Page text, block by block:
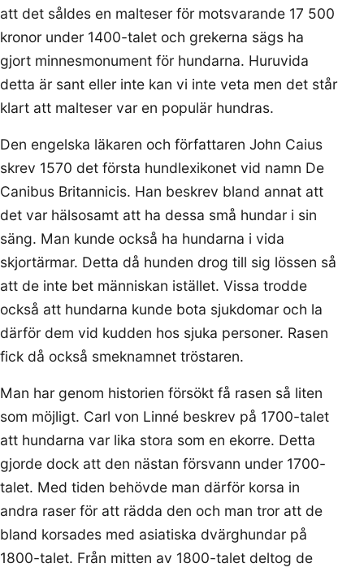
att det såldes en malteser för motsvarande 17 500
kronor under 1400-talet och grekerna sägs ha
gjort minnesmonument för hundarna. Huruvida
detta är sant eller inte kan vi inte veta men det står
klart att malteser var en populär hundras.
Den engelska läkaren och författaren John Caius
skrev 1570 det första hundlexikonet vid namn De
Canibus Britannicis. Han beskrev bland annat att
det var hälsosamt att ha dessa små hundar i sin
säng. Man kunde också ha hundarna i vida
skjortärmar. Detta då hunden drog till sig lössen så
att de inte bet människan istället. Vissa trodde
också att hundarna kunde bota sjukdomar och la
därför dem vid kudden hos sjuka personer. Rasen
fick då också smeknamnet tröstaren.
Man har genom historien försökt få rasen så liten
som möjligt. Carl von Linné beskrev på 1700-talet
att hundarna var lika stora som en ekorre. Detta
gjorde dock att den nästan försvann under 1700-
talet. Med tiden behövde man därför korsa in
andra raser för att rädda den och man tror att de
bland korsades med asiatiska dvärghundar på
1800-talet. Från mitten av 1800-talet deltog de